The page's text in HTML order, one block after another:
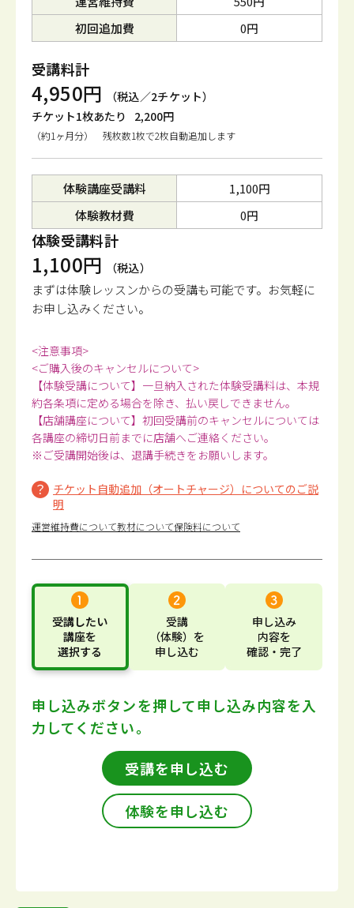
初回追加費
0円
受講料計
4,950円
（税込／2チケット）
チケット1枚あたり
2,200円
（約1ヶ月分） 残枚数1枚で2枚自動追加します
体験講座受講料
1,100円
体験教材費
0円
体験受講料計
1,100円 （税込）
まずは体験レッスンからの受講も可能です。 お気軽に
お申し込みください。
<注意事項>
<ご購入後のキャンセルについて>
【体験受講について】一旦納入された体験受講料は、本規
約各条項に定める場合を除き、払い戻しできません。
【店舗講座について】初回受講前のキャンセルについては
各講座の締切日前までに店舗へご連絡ください。
※ご受講開始後は、退講手続きをお願いします。
チケット自動追加（オートチャージ）についてのご説
明
運営維持費について教材について保険料について
受講したい
講座を
選択する
受講
（体験） を
申し込む
申し込み
内容を
確認・完了
申し込みボタンを押して申し込み内容を入
力してください。
受講を申し込む
体験を申し込む